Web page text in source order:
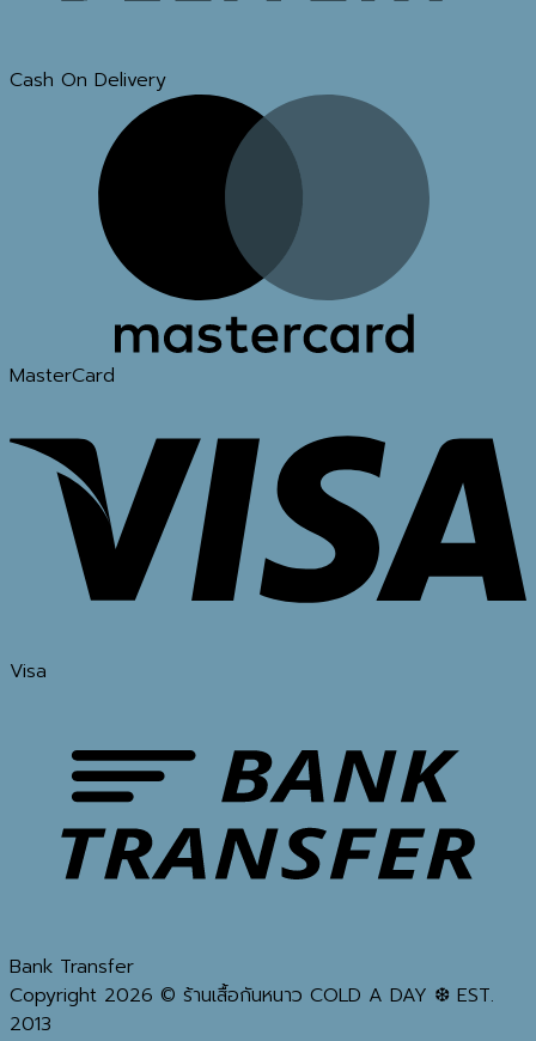
Cash On Delivery
MasterCard
Visa
Bank Transfer
Copyright 2026 © ร้านเสื้อกันหนาว COLD A DAY ❆ EST.
2013